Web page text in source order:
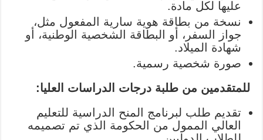
عليها لكل مادة.
نسخة من بطاقة هوية سارية المفعول مثل،
جواز السفر، أو البطاقة الشخصية الوطنية، أو
شهادة الميلاد.
صورة شخصية رسمية.
للمتقدمين من طلبة درجات الدراسات العليا:
تقديم طلب لبرنامج المنح الدراسية للتعليم
العالي الممول من الحكومة الذي تم تصميمه